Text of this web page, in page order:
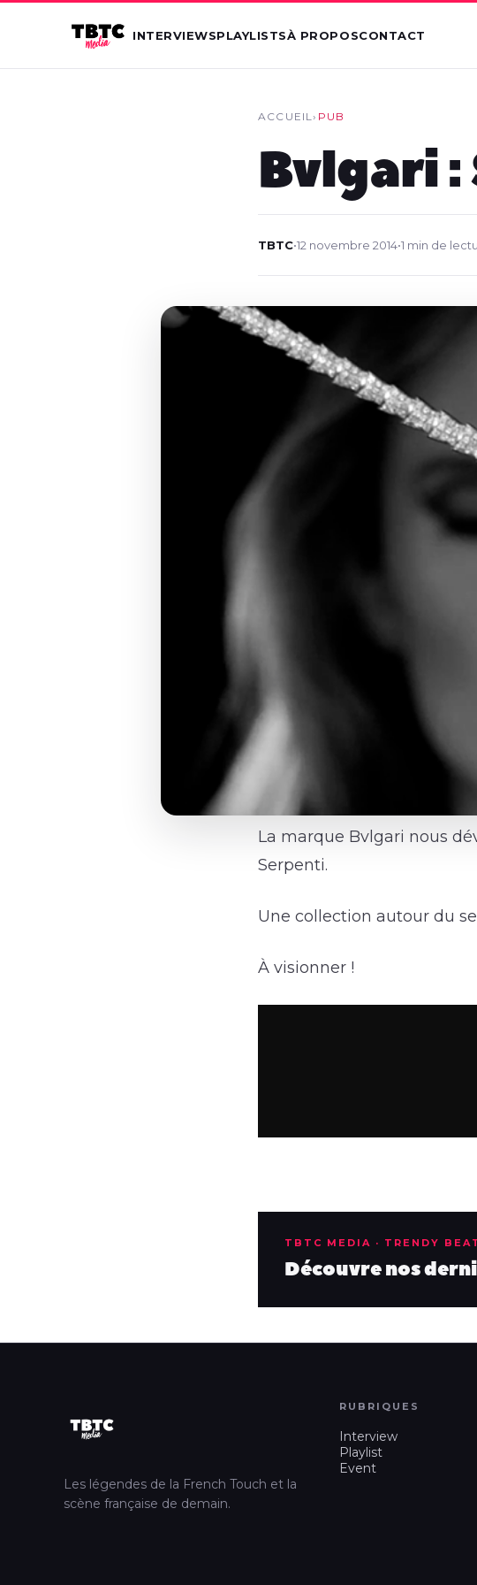
INTERVIEWSPLAYLISTSÀ PROPOSCONTACT
ACCUEIL› PUB
Bvlgari
TBTC•12 novembre 2014•1 min de
La marque Bvlgari nous
Serpenti.
Une collection autour du
À visionner !
TBTC MEDIA · TRENDY
Découvre nos
Les légendes de la French Touch et la
scène française de demain.
RUBRIQUES
Interview
Playlist
Event